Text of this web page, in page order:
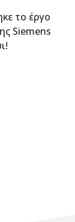
το έργο
Siemens